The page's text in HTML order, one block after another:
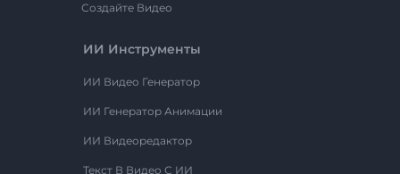
Создайте Видео
ИИ Инструменты
ИИ Видео Генератор
ИИ Генератор Анимации
ИИ Видеоредактор
Текст В Видео С ИИ